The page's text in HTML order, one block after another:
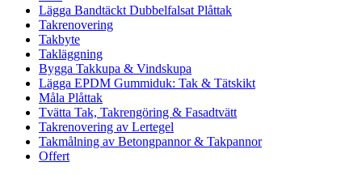
Lägga Bandtäckt Dubbelfalsat Plåttak
Takrenovering
Takbyte
Takläggning
Bygga Takkupa & Vindskupa
Lägga EPDM Gummiduk: Tak & Tätskikt
Måla Plåttak
Tvätta Tak, Takrengöring & Fasadtvätt
Takrenovering av Lertegel
Takmålning av Betongpannor & Takpannor
Offert